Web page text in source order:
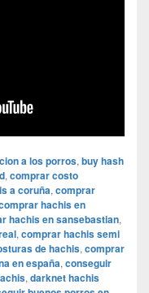
a los porros, buy hash
, comprar costo
a coruña, comprar
hachis en
hachis en sansebastian,
, comprar hachis semi
de hachis, comprar
en españa, conseguir
, darknet hachis